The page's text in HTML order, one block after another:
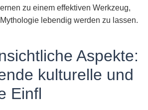
zu einem effektiven Werkzeug,
lebendig werden zu lassen.
Aspekte:
kulturelle und
Einfl